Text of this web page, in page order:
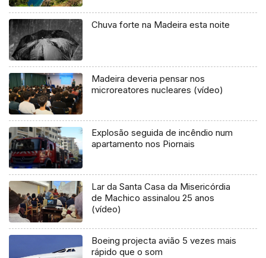
Chuva forte na Madeira esta noite
Madeira deveria pensar nos
microreatores nucleares (vídeo)
Explosão seguida de incêndio num
apartamento nos Piornais
Lar da Santa Casa da Misericórdia
de Machico assinalou 25 anos
(vídeo)
Boeing projecta avião 5 vezes mais
rápido que o som